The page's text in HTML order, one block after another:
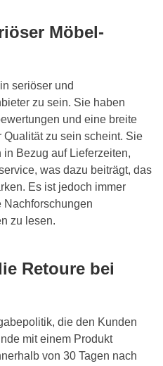
Möbel-
seriöser und
zu sein. Sie haben
und eine breite
Qualität zu sein scheint. Sie
Bezug auf Lieferzeiten,
was dazu beiträgt, das
Es ist jedoch immer
Nachforschungen
zu lesen.
Retoure bei
die den Kunden
mit einem Produkt
von 30 Tagen nach